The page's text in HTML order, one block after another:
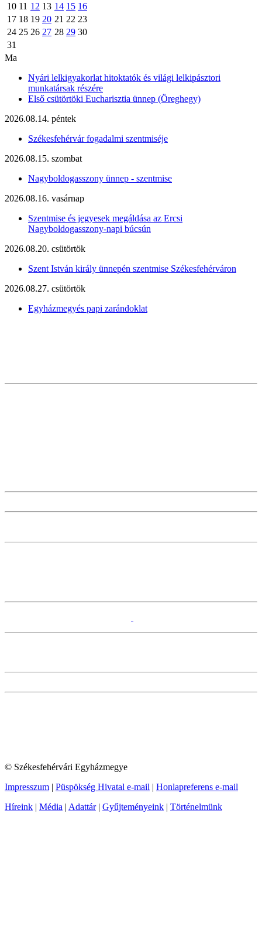
10 11 12 13 14 15 16
17 18 19 20 21 22 23
24 25 26 27 28 29 30
31
Ma
Nyári lelkigyakorlat hitoktatók és világi lelkipásztori
munkatársak részére
Első csütörtöki Eucharisztia ünnep (Öreghegy)
2026.08.14. péntek
Székesfehérvár fogadalmi szentmiséje
2026.08.15. szombat
Nagyboldogasszony ünnep - szentmise
2026.08.16. vasárnap
Szentmise és jegyesek megáldása az Ercsi
Nagyboldogasszony-napi búcsún
2026.08.20. csütörtök
Szent István király ünnepén szentmise Székesfehérváron
2026.08.27. csütörtök
Egyházmegyés papi zarándoklat
© Székesfehérvári Egyházmegye
Impresszum | Püspökség Hivatal e-mail | Honlapreferens e-mail
Híreink | Média | Adattár| Gyűjteményeink | Történelmünk